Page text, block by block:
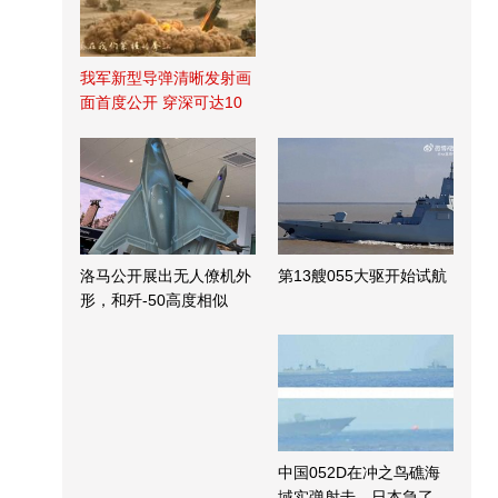
我军新型导弹清晰发射画
面首度公开 穿深可达10
洛马公开展出无人僚机外
形，和歼-50高度相似
第13艘055大驱开始试航
中国052D在冲之鸟礁海